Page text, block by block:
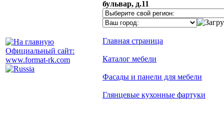
Официальный сайт:
www.format-rk.com
бульвар, д.11
Главная страница
Каталог мебели
Фасады и панели для мебели
Глянцевые кухонные фартуки